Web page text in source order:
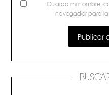
Guarda mi nombre,
navegador para la